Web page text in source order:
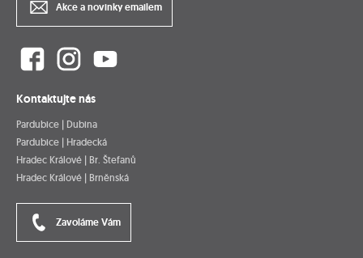
Akce a novinky emailem
Kontaktujte nás
Pardubice | Dubina
Pardubice | Hradecká
Hradec Králové | Br. Štefanů
Hradec Králové | Brněnská
Zavoláme Vám